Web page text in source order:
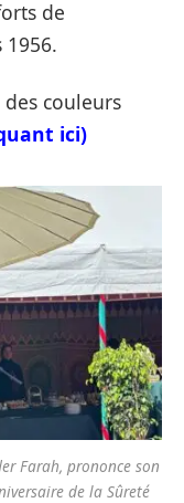
de
des couleurs
ici)
Farah, prononce son
de la Sûreté